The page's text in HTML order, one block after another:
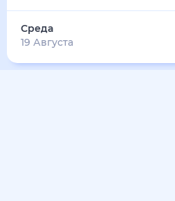
Среда
19 Августа